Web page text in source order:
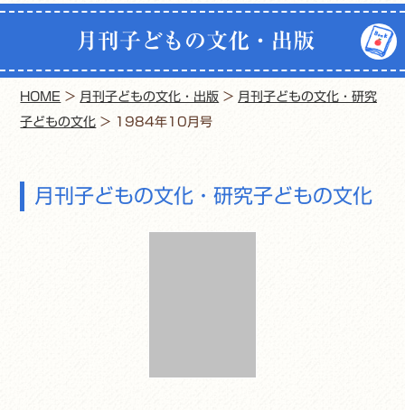
月刊子どもの文化・出版
HOME > 月刊子どもの文化・出版 > 月刊子どもの文化・研究
子どもの文化 > 1984年10月号
月刊子どもの文化・研究子どもの文化